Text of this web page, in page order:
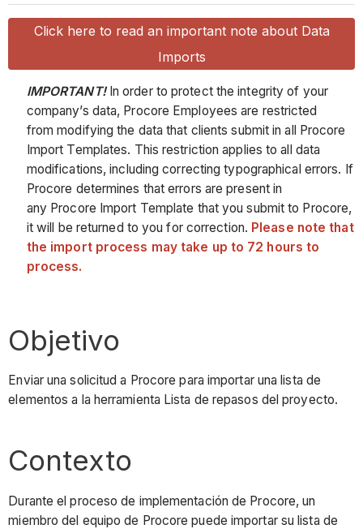
Click here to read an important note about Data
Imports
IMPORTANT! In order to protect the integrity of your
company’s data, Procore Employees are restricted
from modifying the data that clients submit in all Procore
Import Templates. This restriction applies to all data
modifications, including correcting typographical errors. If
Procore determines that errors are present in
any Procore Import Template that you submit to Procore,
it will be returned to you for correction. Please note that
the import process may take up to 72 hours to
process.
Objetivo
Enviar una solicitud a Procore para importar una lista de
elementos a la herramienta Lista de repasos del proyecto.
Contexto
Durante el proceso de implementación de Procore, un
miembro del equipo de Procore puede importar su lista de